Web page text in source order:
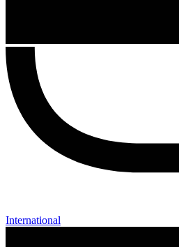
International